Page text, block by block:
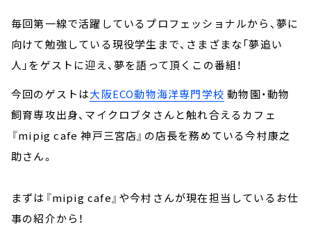
毎回第一線で活躍しているプロフェッショナルから、夢に
向けて勉強している現役学生まで、さまざまな「夢追い
人」をゲストに迎え、夢を語って頂くこの番組！
今回のゲストは大阪ECO動物海洋専門学校 動物園・動物
飼育専攻出身、マイクロブタさんと触れ合えるカフェ
『mipig cafe 神戸三宮店』の店長を務めている今村康之
助さん。
まずは『mipig cafe』や今村さんが現在担当しているお仕
事の紹介から！